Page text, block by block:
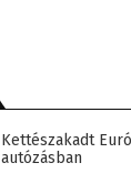
Kettészakadt
autózásban